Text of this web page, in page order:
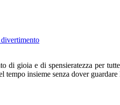
di gioia e di spensieratezza per
tempo insieme senza dover